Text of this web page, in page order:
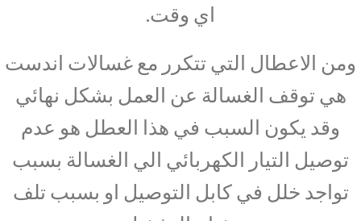
اي وقت.
ومن الاعطال التي تتكرر مع غسالات اندست
هي توقف الغسالة عن العمل بشكل نهائي
وقد يكون السبب في هذا العطل هو عدم
توصيل التيار الكهربائي الي الغسالة بسبب
تواجد خلل في كابل التوصيل او بسبب تلف